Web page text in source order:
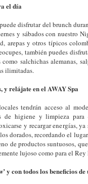
el día
disfrutar del brunch
y sábados con nuestro
arepas y otros típicos
también puedes
como salchichas alemanas,
ilimitadas.
y relájate en el AWAY Spa
tendrán acceso al
de higiene y limpieza
y recargar energías,
dorados, recordando el
de productos suntuosos,
lujoso como para el Rey
y con todos los beneficios